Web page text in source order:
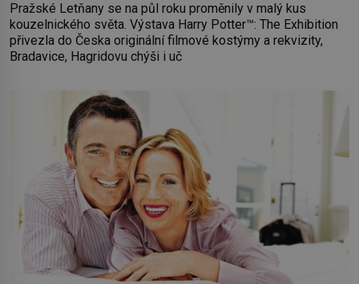
Pražské Letňany se na půl roku proměnily v malý kus
kouzelnického světa. Výstava Harry Potter™: The Exhibition
přivezla do Česka originální filmové kostýmy a rekvizity,
Bradavice, Hagridovu chýši i uč